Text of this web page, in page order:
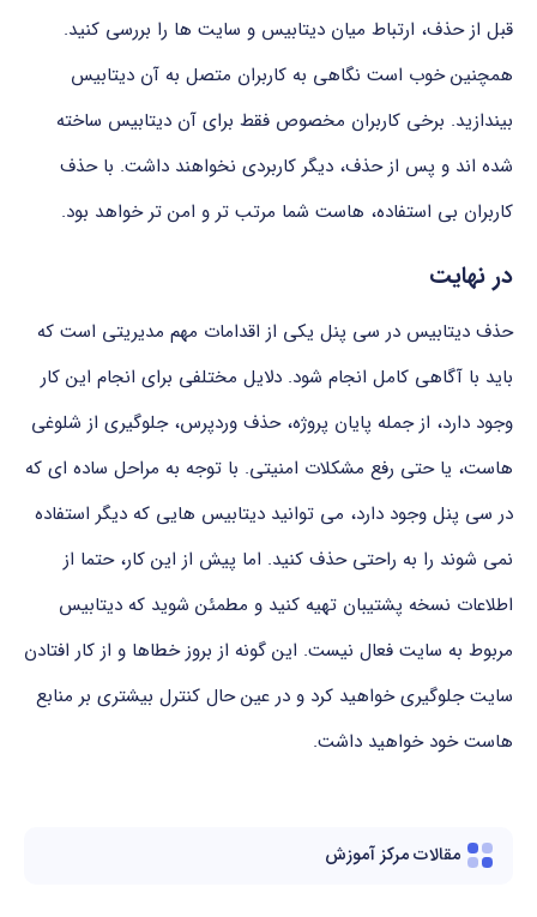
قبل ازحذف، ارتباط میان دیتابیس و سایت ها را بررسی کنید.
همچنینخوب است نگاهی به کاربران متصل به آن دیتابیس
بیندازید. برخی کاربران مخصوص فقط برای آن دیتابیس ساخته
شده اند و پس ازحذف، دیگر کاربردی نخواهند داشت. باحذف
کاربران بی استفاده، هاست شما مرتب تر و امن ترخواهد بود.
در نهایت
حذف دیتابیس در سی پنل یکی از اقدامات مهم مدیریتی است که
باید با آگاهی کامل انجام شود. دلایل مختلفی برای انجام این کار
وجود دارد، ازجمله پایان پروژه،حذف وردپرس،جلوگیری از شلوغی
هاست، یاحتی رفع مشکلات امنیتی. با توجه به مراحل ساده ای که
در سی پنل وجود دارد، می توانید دیتابیس هایی که دیگر استفاده
نمی شوند را به راحتیحذف کنید. اما پیش از این کار،حتما از
اطلاعات نسخه پشتیبان تهیه کنید و مطمئن شوید که دیتابیس
مربوط به سایت فعال نیست. این گونه از بروزخطاها و از کار افتادن
سایتجلوگیریخواهید کرد و در عینحال کنترل بیشتری بر منابع
هاستخودخواهید داشت.
مقالات مرکز آموزش